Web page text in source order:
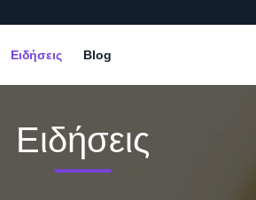
Ειδήσεις Blog
Ειδήσεις